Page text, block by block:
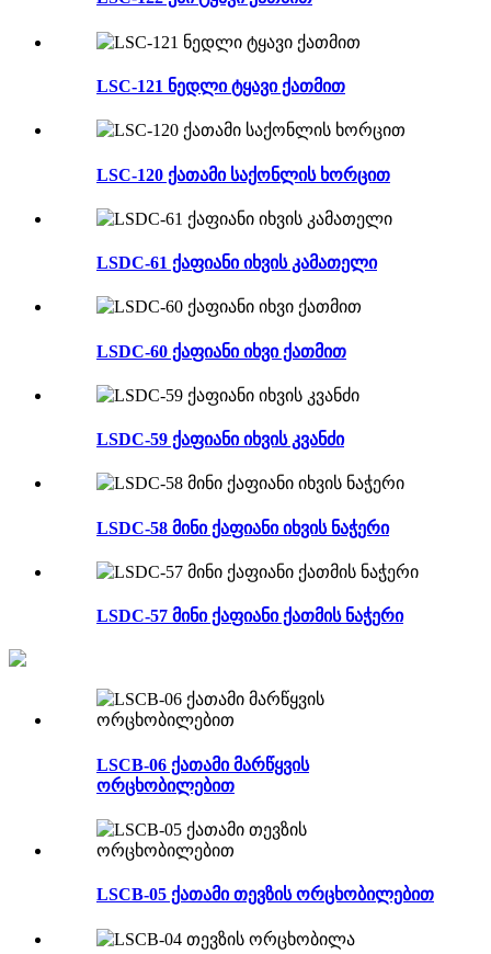
LSC-121 ნედლი ტყავი ქათმით
LSC-120 ქათამი საქონლის ხორცით
LSDC-61 ქაფიანი იხვის კამათელი
LSDC-60 ქაფიანი იხვი ქათმით
LSDC-59 ქაფიანი იხვის კვანძი
LSDC-58 მინი ქაფიანი იხვის ნაჭერი
LSDC-57 მინი ქაფიანი ქათმის ნაჭერი
LSCB-06 ქათამი მარწყვის
ორცხობილებით
LSCB-05 ქათამი თევზის ორცხობილებით